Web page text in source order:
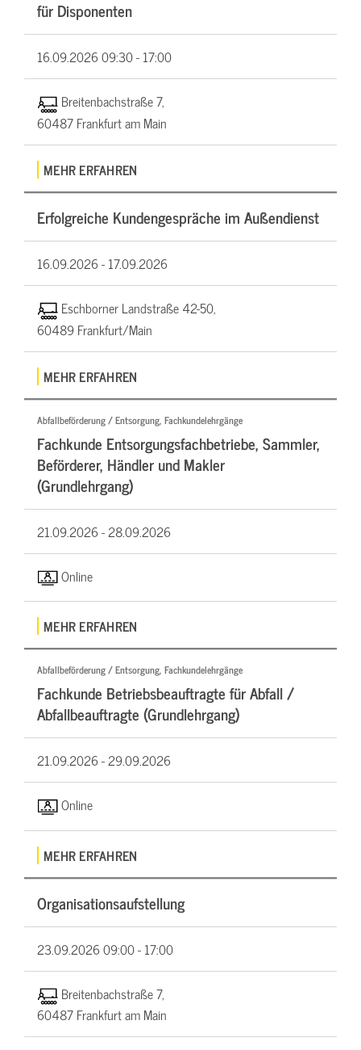
für Disponenten
16.09.202609:30 - 17:00
Breitenbachstraße 7,
60487 Frankfurt am Main
MEHR ERFAHREN
Erfolgreiche Kundengespräche im Außendienst
16.09.2026 -17.09.2026
Eschborner Landstraße 42-50,
60489 Frankfurt/Main
MEHR ERFAHREN
Abfallbeförderung / Entsorgung, Fachkundelehrgänge
Fachkunde Entsorgungsfachbetriebe, Sammler,
Beförderer, Händler und Makler
(Grundlehrgang)
21.09.2026 -28.09.2026
Online
MEHR ERFAHREN
Abfallbeförderung / Entsorgung, Fachkundelehrgänge
Fachkunde Betriebsbeauftragte für Abfall /
Abfallbeauftragte (Grundlehrgang)
21.09.2026 -29.09.2026
Online
MEHR ERFAHREN
Organisationsaufstellung
23.09.202609:00 - 17:00
Breitenbachstraße 7,
60487 Frankfurt am Main